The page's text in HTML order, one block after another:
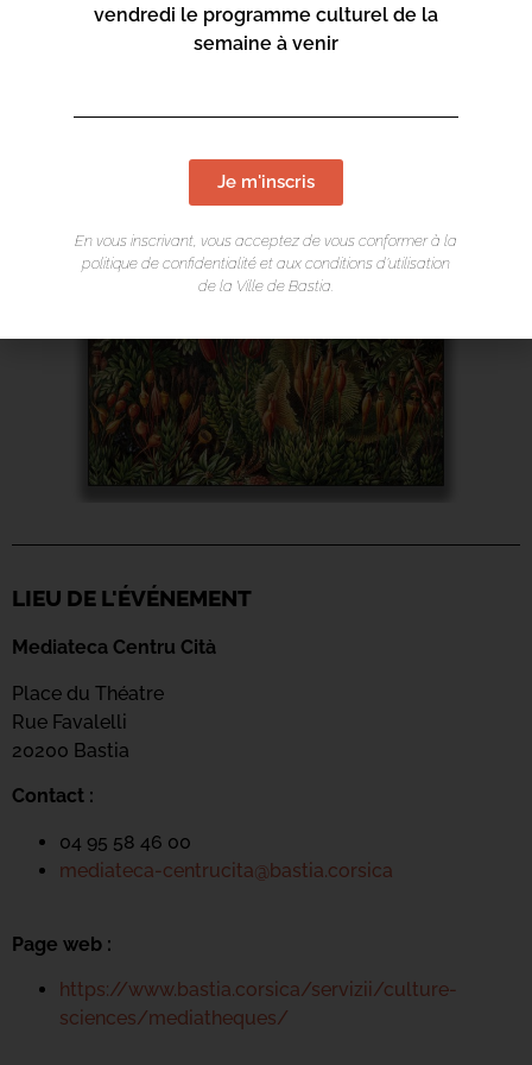
LIEU DE L'ÉVÉNEMENT
Mediateca Centru Cità
Place du Théatre
Rue Favalelli
20200 Bastia
Contact :
04 95 58 46 00
mediateca-centrucita@bastia.corsica
Page web :
https://www.bastia.corsica/servizii/culture-
sciences/mediatheques/
vendredi le programme culturel de la
semaine à venir
Je m'inscris
En vous inscrivant, vous acceptez de vous conformer à la
politique de confidentialité et aux conditions d’utilisation
de la Ville de Bastia.